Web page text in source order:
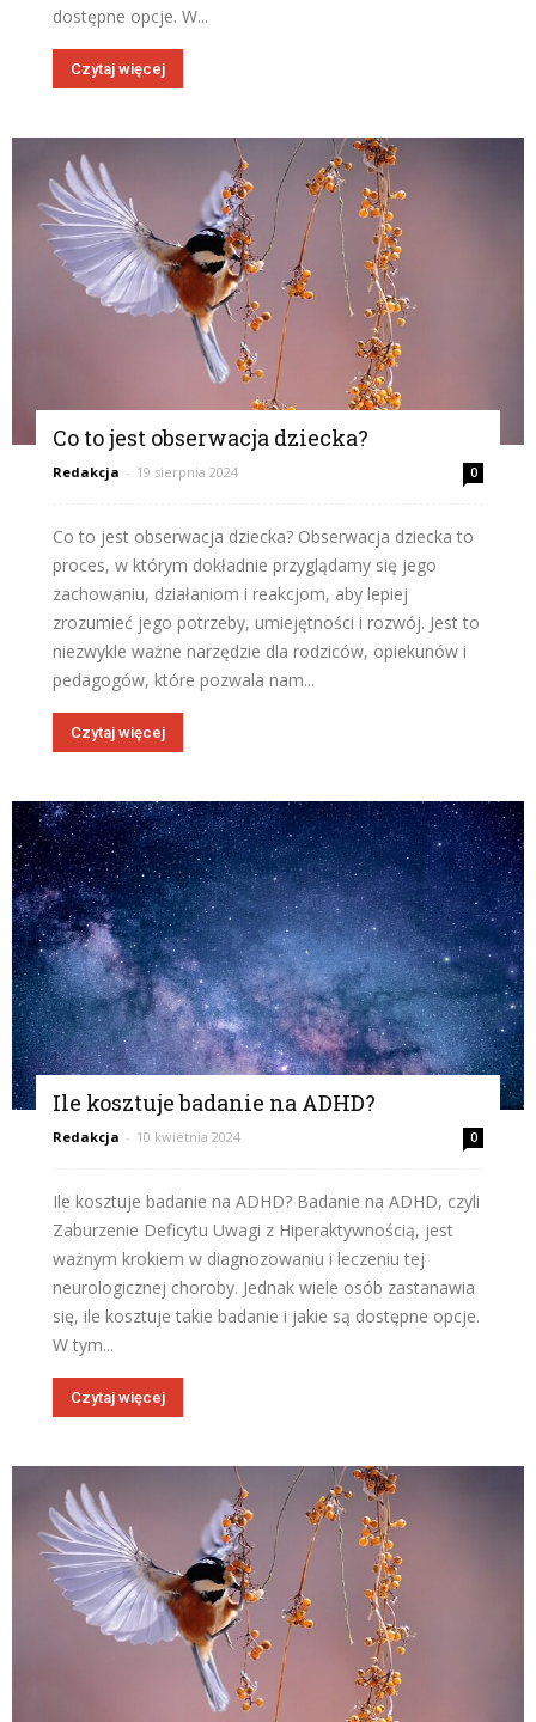
dostępne opcje. W...
Czytaj więcej
Co to jest obserwacja dziecka?
Redakcja - 19 sierpnia 2024 0
Co to jest obserwacja dziecka? Obserwacja dziecka to
proces, w którym dokładnie przyglądamy się jego
zachowaniu, działaniom i reakcjom, aby lepiej
zrozumieć jego potrzeby, umiejętności i rozwój. Jest to
niezwykle ważne narzędzie dla rodziców, opiekunów i
pedagogów, które pozwala nam...
Czytaj więcej
Ile kosztuje badanie na ADHD?
Redakcja - 10 kwietnia 2024 0
Ile kosztuje badanie na ADHD? Badanie na ADHD, czyli
Zaburzenie Deficytu Uwagi z Hiperaktywnością, jest
ważnym krokiem w diagnozowaniu i leczeniu tej
neurologicznej choroby. Jednak wiele osób zastanawia
się, ile kosztuje takie badanie i jakie są dostępne opcje.
W tym...
Czytaj więcej